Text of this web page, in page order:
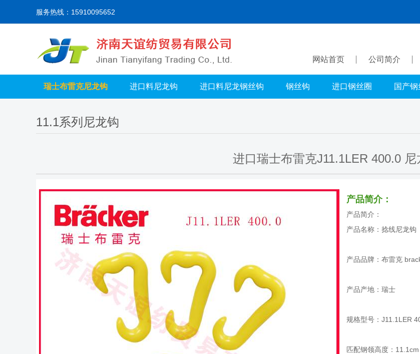
服务热线：15910095652
网站首页 公司简介
瑞士布雷克尼龙钩 进口料尼龙钩 进口料尼龙钢丝钩 钢丝钩 进口钢丝圈 国产钢
11.1系列尼龙钩
进口瑞士布雷克J11.1LER 400.0 尼
产品简介：
产品简介：
产品名称：捻线尼龙钩
产品品牌：布雷克
产品产地：瑞士
规格型号：J11.1LER
匹配钢领高度：11.1cm